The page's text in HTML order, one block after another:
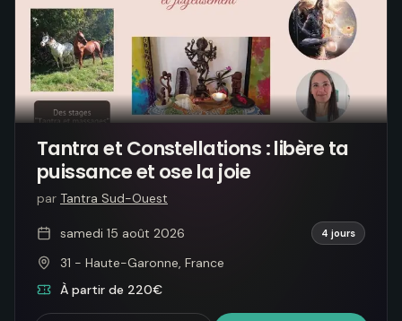
Tantra et Constellations : libère ta
puissance et ose la joie
par Tantra Sud-Ouest
samedi 15 août 2026 4 jours
31 - Haute-Garonne, France
À partir de 220€